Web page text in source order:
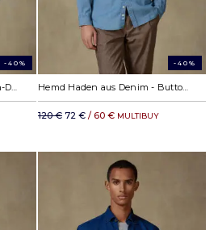
-40%
Hemd Tucker indigo - Button-Down-Kragen
-40%
Hemd Haden aus Denim - Button-Down-Kragen
120 € 72 € / 60 € MULTIBUY